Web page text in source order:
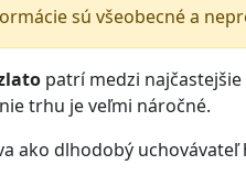
sú všeobecné a
patrí medzi
trhu je veľmi náročné.
ako dlhodobý